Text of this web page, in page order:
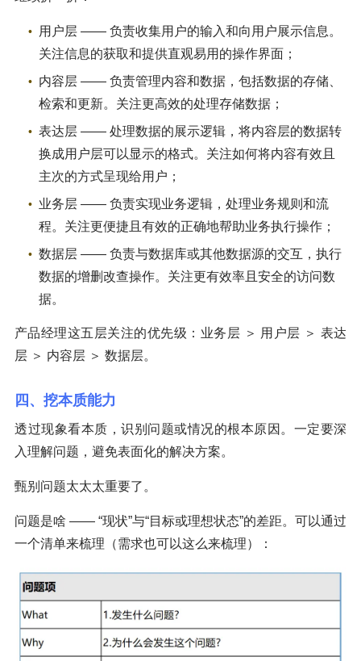
用户层 —— 负责收集用户的输入和向用户展示信息。
关注信息的获取和提供直观易用的操作界面；
内容层 —— 负责管理内容和数据，包括数据的存储、
检索和更新。关注更高效的处理存储数据；
表达层 —— 处理数据的展示逻辑，将内容层的数据转
换成用户层可以显示的格式。关注如何将内容有效且
主次的方式呈现给用户；
业务层 —— 负责实现业务逻辑，处理业务规则和流
程。关注更便捷且有效的正确地帮助业务执行操作；
数据层 —— 负责与数据库或其他数据源的交互，执行
数据的增删改查操作。关注更有效率且安全的访问数
据。
产品经理这五层关注的优先级：业务层 ＞ 用户层 ＞ 表达
层 ＞ 内容层 ＞ 数据层。
四、挖本质能力
透过现象看本质，识别问题或情况的根本原因。一定要深
入理解问题，避免表面化的解决方案。
甄别问题太太太重要了。
问题是啥 —— “现状”与“目标或理想状态”的差距。可以通过
一个清单来梳理（需求也可以这么来梳理）：